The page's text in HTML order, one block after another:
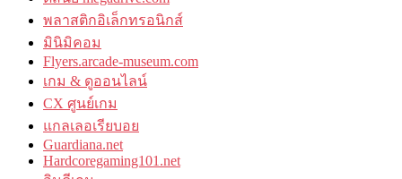
พลาสติกอิเล็กทรอนิกส์
มินิมิคอม
Flyers.arcade-museum.com
เกม & ดูออนไลน์
CX ศูนย์เกม
แกลเลอเรียบอย
Guardiana.net
Hardcoregaming101.net